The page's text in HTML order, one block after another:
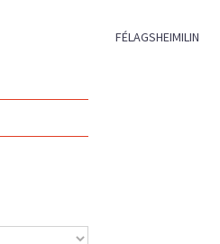
FÉLAGSHEIMILIN